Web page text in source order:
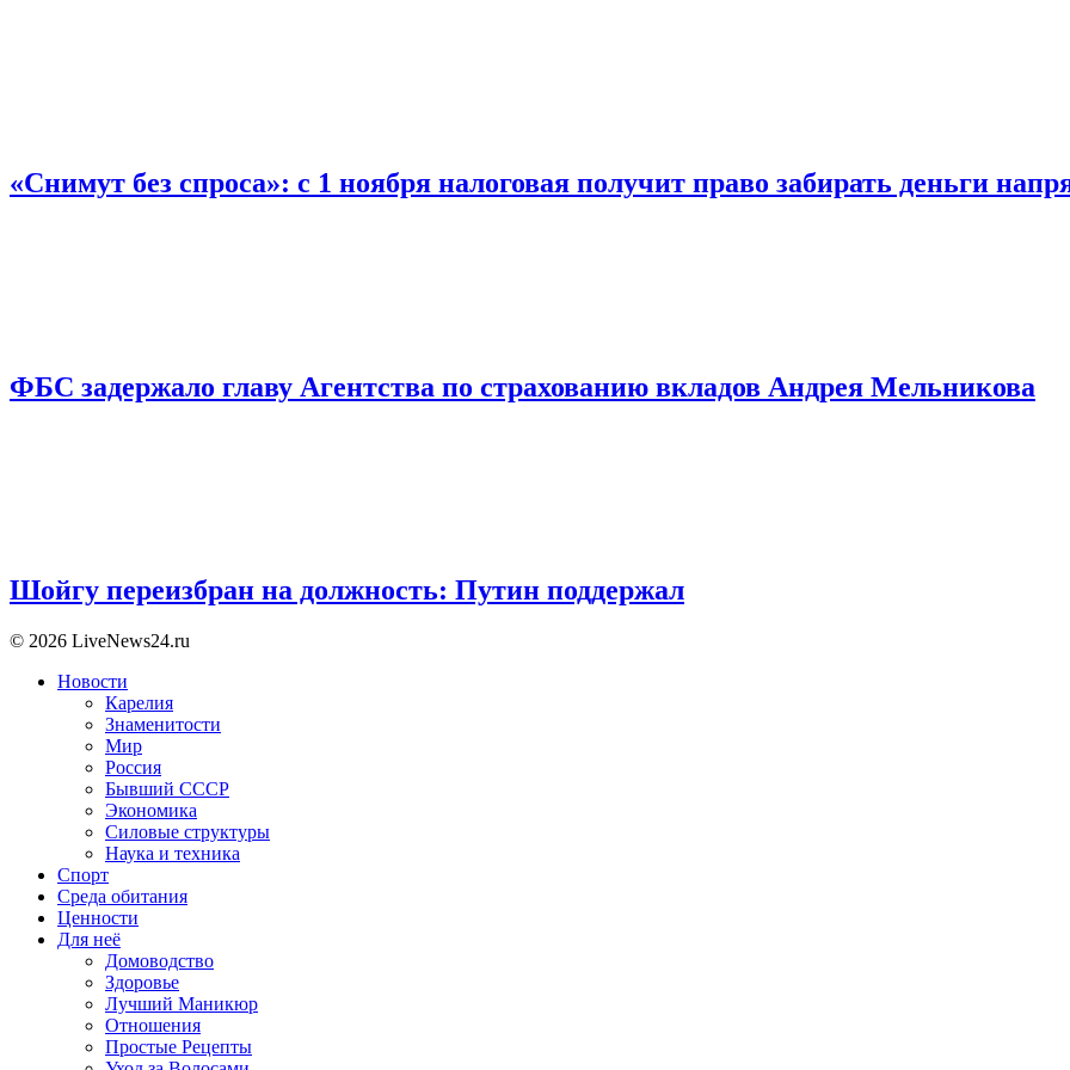
«Снимут без спроса»: с 1 ноября налоговая получит право забирать деньги
ФБС задержало главу Агентства по страхованию вкладов Андрея Мельникова
Шойгу переизбран на должность: Путин поддержал
© 2026 LiveNews24.ru
Новости
Карелия
Знаменитости
Мир
Россия
Бывший СССР
Экономика
Силовые структуры
Наука и техника
Спорт
Среда обитания
Ценности
Для неё
Домоводство
Здоровье
Лучший Маникюр
Отношения
Простые Рецепты